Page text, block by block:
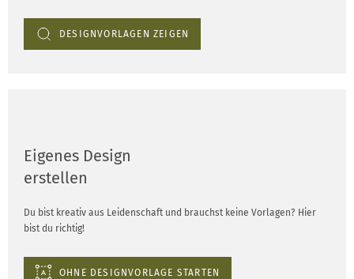
DESIGNVORLAGEN ZEIGEN
Eigenes Design
erstellen
Du bist kreativ aus Leidenschaft und brauchst keine Vorlagen? Hier
bist du richtig!
OHNE DESIGNVORLAGE STARTEN